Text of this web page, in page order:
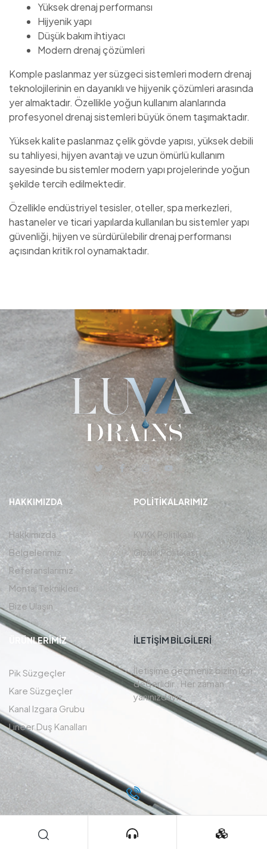
Yüksek drenaj performansı
Hijyenik yapı
Düşük bakım ihtiyacı
Modern drenaj çözümleri
Komple paslanmaz yer süzgeci sistemleri modern drenaj
teknolojilerinin en dayanıklı ve hijyenik çözümleri arasında
yer almaktadır. Özellikle yoğun kullanım alanlarında
profesyonel drenaj sistemleri büyük önem taşımaktadır.
Yüksek kalite paslanmaz çelik gövde yapısı, yüksek debili
su tahliyesi, hijyen avantajı ve uzun ömürlü kullanım
sayesinde bu sistemler modern yapı projelerinde yoğun
şekilde tercih edilmektedir.
Özellikle endüstriyel tesisler, oteller, spa merkezleri,
hastaneler ve ticari yapılarda kullanılan bu sistemler yapı
güvenliği, hijyen ve sürdürülebilir drenaj performansı
açısından kritik rol oynamaktadır.
HAKKIMIZDA
Hakkımızda
Belgelerimiz
Referanslarımız
Montaj Teknikleri
Bize Ulaşın
POLITIKALARIMIZ
KVKK Politikası
Gizlilik Politikası
ÜRÜNLERIMIZ
Pik Süzgeçler
Kare Süzgeçler
Kanal Izgara Grubu
Lineer Duş Kanalları
İLETIŞIM BİLGİLERİ
İletişime geçmeniz bizim için
değerlidir , Her zaman
yanınızdayız.
0216 455 7094
Bizi Arayın